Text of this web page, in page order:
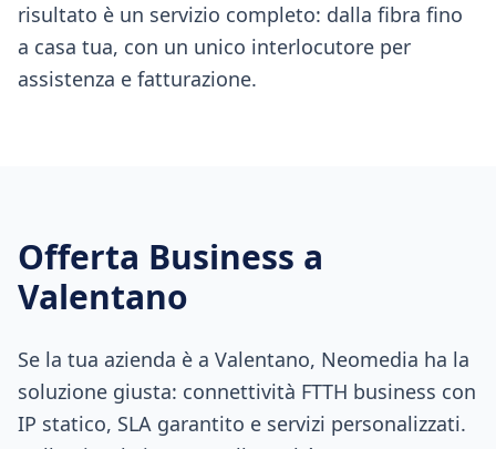
risultato è un servizio completo: dalla fibra fino
a casa tua, con un unico interlocutore per
assistenza e fatturazione.
Offerta Business a
Valentano
Se la tua azienda è a Valentano, Neomedia ha la
soluzione giusta: connettività FTTH business con
IP statico, SLA garantito e servizi personalizzati.